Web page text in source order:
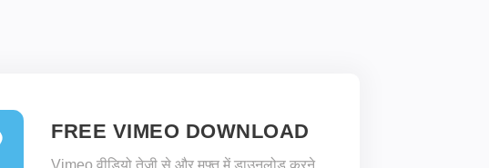
FREE VIMEO DOWNLOAD
Vimeo वीडियो तेजी से और मुफ्त में डाउनलोड करने